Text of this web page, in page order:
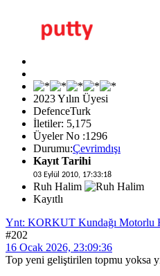
2023 Yılın Üyesi
DefenceTurk
İletiler: 5,175
Üyeler No :1296
Durumu:Çevrimdışı
Kayıt Tarihi
03 Eylül 2010, 17:33:18
Ruh Halim
Kayıtlı
Ynt: KORKUT Kundağı Motorlu
#202
16 Ocak 2026, 23:09:36
Top yeni geliştirilen topmu yoksa